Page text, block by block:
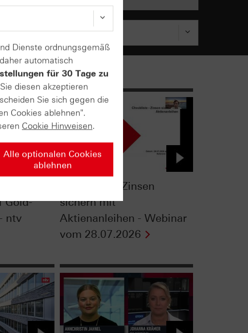
Gold-
ntv
Checkliste - Zinsen
sichern mit
Aktienanleihen - Webinar
vom 28.07.2026
Dienste ordnungsgemäß
automatisch
für 30 Tage zu
diesen akzeptieren
Sie sich gegen die
Cookies ablehnen".
Cookie Hinweisen.
Alle optionalen Cookies
ablehnen